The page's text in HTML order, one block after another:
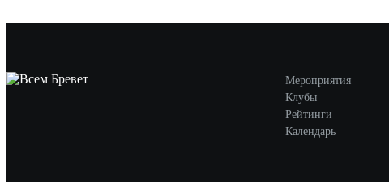
Мероприятия
Клубы
Рейтинги
Календарь